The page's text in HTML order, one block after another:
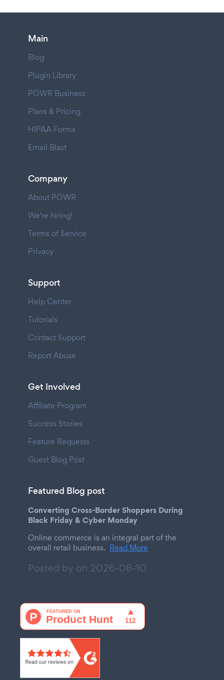
Main
Blog
Plugin Library
POWR Business
Plans & Pricing
HIPAA Forms
Email Blast
Company
About POWR
We're hiring!
Terms of Service
Privacy
Support
Help Center
Tutorials
Contact Support
Report Abuse
Get Involved
Affiliate Program
Success Stories
Feature Requests
Guest Blog Post
Featured Blog post
Converting Cross-Border Shoppers During
Black Friday & Cyber Monday
Online commerce is an integral part of the
overall retail business. Read More
Posted by on 2026-08-10